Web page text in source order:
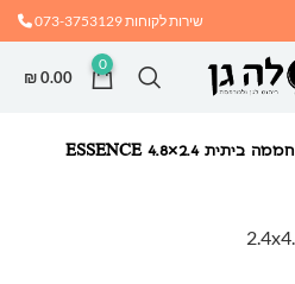
שירות לקוחות073-3753129
0
₪0.00
חממה ביתית 2.4×4.8 ESSENCE